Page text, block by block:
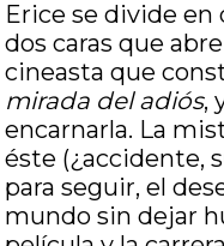
Erice se divide en
dos caras que
cineasta que
mirada del adiós,
encarnarla. La
éste (¿accidente,
para seguir, el
mundo sin dejar